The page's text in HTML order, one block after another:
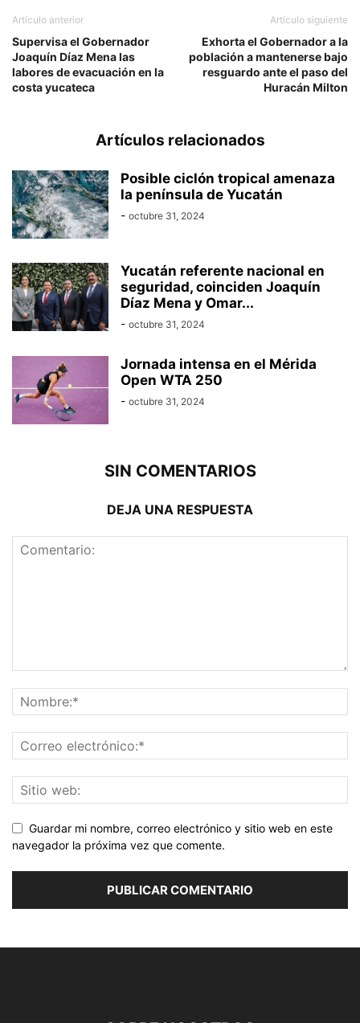
Artículo anterior
Supervisa el Gobernador
Joaquín Díaz Mena las
labores de evacuación en la
costa yucateca
Artículo siguiente
Exhorta el Gobernador a la
población a mantenerse bajo
resguardo ante el paso del
Huracán Milton
Artículos relacionados
Posible ciclón tropical amenaza
la península de Yucatán
- octubre 31, 2024
Yucatán referente nacional en
seguridad, coinciden Joaquín
Díaz Mena y Omar...
- octubre 31, 2024
Jornada intensa en el Mérida
Open WTA 250
- octubre 31, 2024
SIN COMENTARIOS
DEJA UNA RESPUESTA
Guardar mi nombre, correo electrónico y sitio web en este
navegador la próxima vez que comente.